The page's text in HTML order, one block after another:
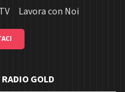
Lavora con Noi
GOLD